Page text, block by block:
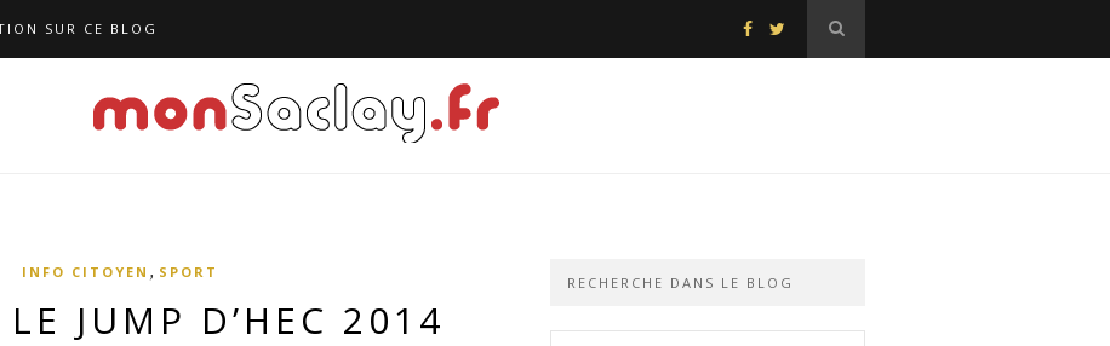
SUR CE BLOG
INFO CITOYEN , SPORT
JUMP D’HEC 2014
RECHERCHE DANS LE BLOG